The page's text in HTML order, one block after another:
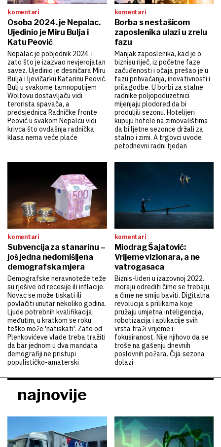
komentari
Osoba 2024. je Nepalac.
Ujedinio je Miru Bulja i
Katu Peović
Nepalac je pobjednik 2024. i
zato što je izazvao nevjerojatan
savez. Ujedinio je desničara Miru
Bulja i ljevičarku Katarinu Peović.
Bulj u svakome tamnoputijem
Woltovu dostavljaču vidi
terorista spavača, a
predsjednica Radničke fronte
Peović u svakom Nepalcu vidi
krivca što ovdašnja radnička
klasa nema veće plaće
komentari
Borba s nestašicom
zaposlenika ulazi u zrelu
fazu
Manjak zaposlenika, kad je o
biznisu riječ, iz početne faze
začuđenosti i očaja prešao je u
fazu prihvaćanja, inovativnosti i
prilagodbe. U borbi za stalne
radnike poljopoduzetnici
mijenjaju plodored da bi
produljili sezonu. Hotelijeri
kupuju hotele na zimovalištima
da bi ljetne sezonce držali za
stalno i zimi. A trgovci uvode
petodnevni radni tjedan
komentari
Subvencija za stanarinu –
još jedna nedomišljena
demografska mjera
Demografske neravnoteže teže
su rješive od recesije ili inflacije.
Novac se može tiskati ili
povlačiti unutar nekoliko godina.
Ljude potrebnih kvalifikacija,
međutim, u kratkom se roku
teško može 'natiskati'. Zato od
Plenkovićeve vlade treba tražiti
da bar jednom u dva mandata
demografiji ne pristupi
populističko-amaterski
komentari
Miodrag Šajatović:
Vrijeme vizionara, a ne
vatrogasaca
Biznis-lideri u izazovnoj 2022.
moraju odrediti čime se trebaju,
a čime ne smiju baviti. Digitalna
revolucija s prilikama koje
pružaju umjetna inteligencija,
robotizacija i aplikacije svih
vrsta traži vrijeme i
fokusiranost. Nije njihovo da se
troše na gašenju dnevnih
poslovnih požara. Čija sezona
dolazi
najnovije